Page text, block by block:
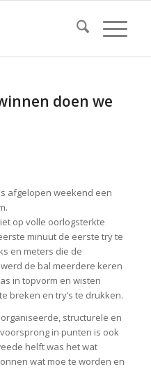
doen we
afgelopen weekend een
op volle oorlogsterkte
minuut de eerste try te
en meters die de
de bal meerdere keren
in topvorm en wisten
breken en try’s te drukken.
structurele en
in punten is ook
helft was het wat
wat moe te worden en